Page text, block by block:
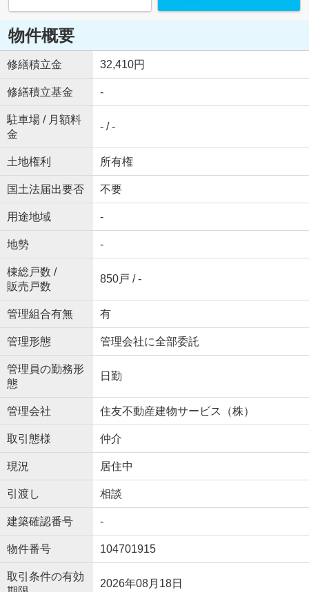
物件概要
修繕積立金 32,410円
修繕積立基金 -
駐車場 / 月額料
金
- / -
土地権利 所有権
国土法届出要否 不要
用途地域 -
地勢 -
棟総戸数 /
販売戸数
850戸 / -
管理組合有無 有
管理形態 管理会社に全部委託
管理員の勤務形
態
日勤
管理会社 住友不動産建物サービス（株）
取引態様 仲介
現況 居住中
引渡し 相談
建築確認番号 -
物件番号 104701915
取引条件の有効
2026年08月18日